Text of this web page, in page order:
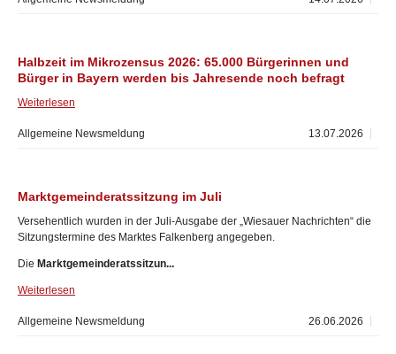
Halbzeit im Mikrozensus 2026: 65.000 Bürgerinnen und
Bürger in Bayern werden bis Jahresende noch befragt
Weiterlesen
13.07.2026
Allgemeine Newsmeldung
Marktgemeinderatssitzung im Juli
Versehentlich wurden in der Juli-Ausgabe der „Wiesauer Nachrichten“ die
Sitzungstermine des Marktes Falkenberg angegeben.
Die Marktgemeinderatssitzun...
Weiterlesen
26.06.2026
Allgemeine Newsmeldung